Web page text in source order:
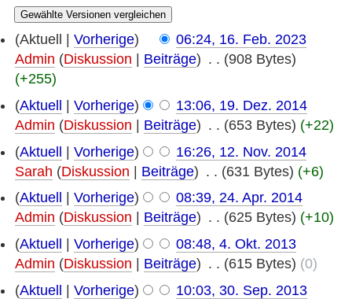
(Aktuell | Vorherige)
06:24, 16. Feb. 2023
Admin (Diskussion Beiträge) . . (908 Bytes)
(+255)
(Aktuell | Vorherige)
13:06, 19. Dez. 2014
Admin (Diskussion | Beiträge) . . (653 Bytes) (+22)
(Aktuell | Vorherige)
16:26, 12. Nov. 2014
Sarah (Diskussion | Beiträge) . . (631 Bytes) (+6)
(Aktuell Vorherige)
08:39, 24. Apr. 2014
Admin (Diskussion Beiträge) . . (625 Bytes) (+10)
(Aktuell Vorherige)
08:48, 4. Okt. 2013
Admin (Diskussion Beiträge) . . (615 Bytes) (0)
(Aktuell | Vorherige)
10:03, 30. Sep. 2013